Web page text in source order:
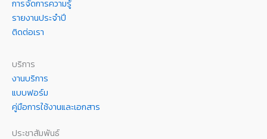
การจัดการความรู้
รายงานประจำปี
ติดต่อเรา
บริการ
งานบริการ
แบบฟอร์ม
คู่มือการใช้งานและเอกสาร
ประชาสัมพันธ์